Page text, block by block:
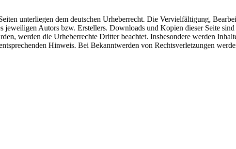
unterliegen dem deutschen Urheberrecht. Die Vervielfältigung,
jeweiligen Autors bzw. Erstellers. Downloads und Kopien dieser Seite
werden die Urheberrechte Dritter beachtet. Insbesondere werden
Hinweis. Bei Bekanntwerden von Rechtsverletzungen